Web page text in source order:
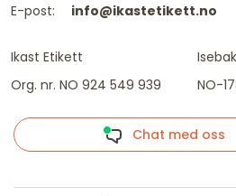
E-post:
info@ikastetikett.no
Ikast Etikett
Org. nr. NO 924 549 939
NO-
Chat med oss